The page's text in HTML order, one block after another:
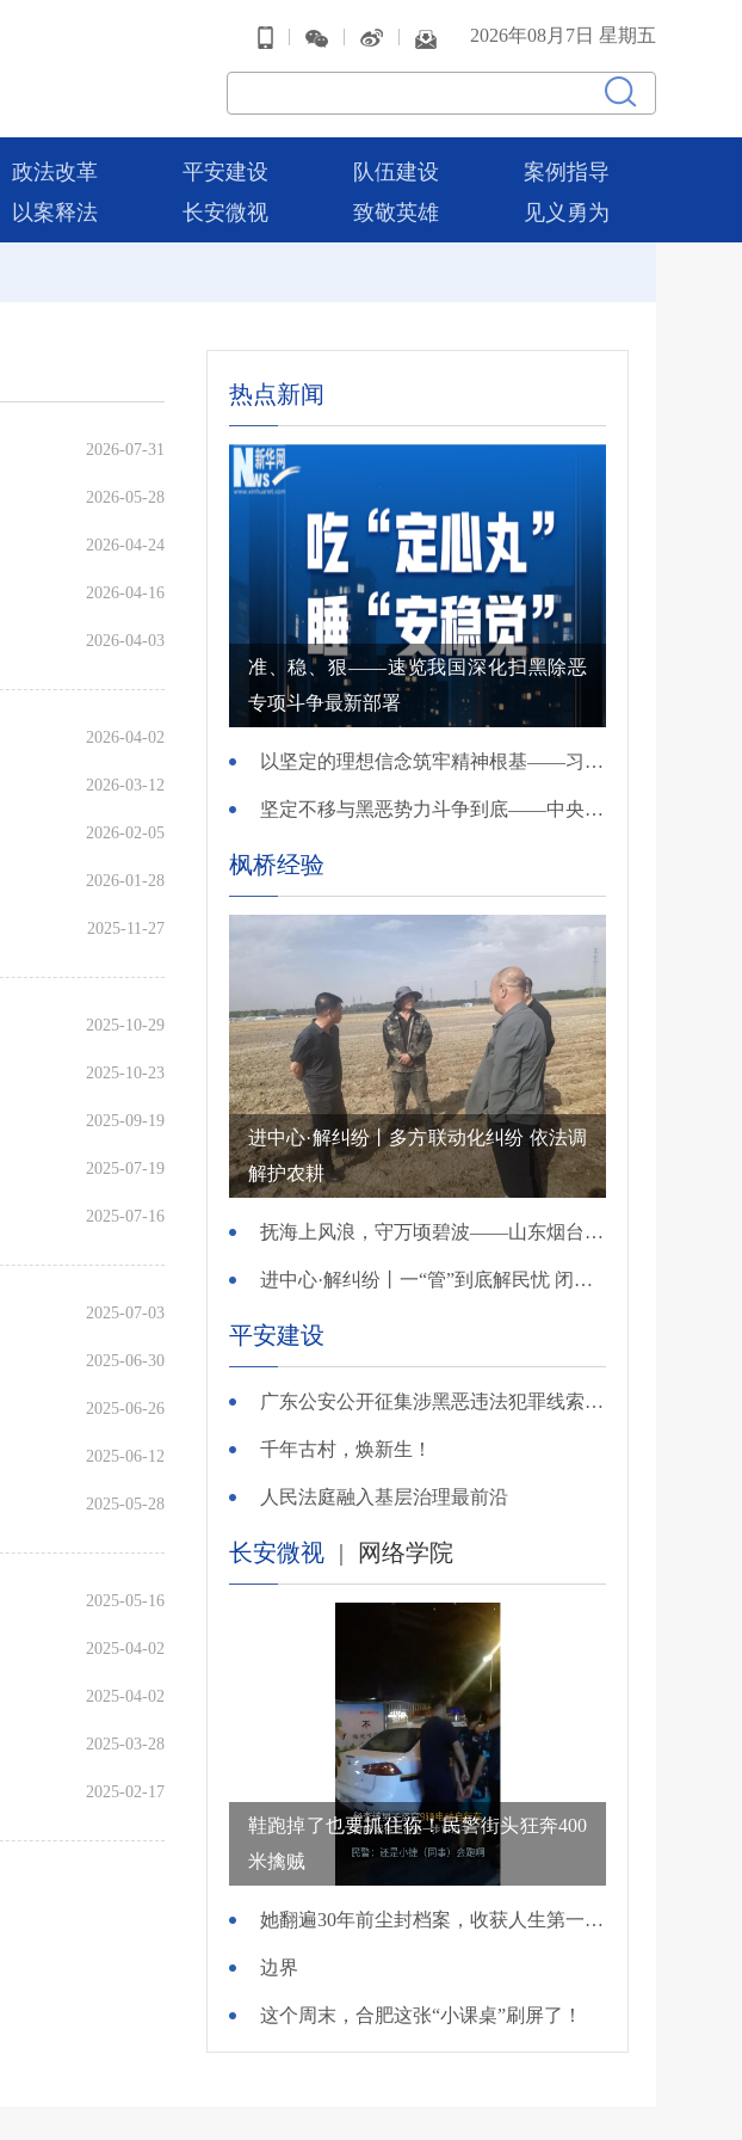
| | | 2026年08月7日 星期五
政法改革 平安建设 队伍建设
案例指导
以案释法 长安微视 致敬英雄 见义勇为
2026-07-31
2026-05-28
2026-04-24
2026-04-16
2026-04-03
2026-04-02
2026-03-12
2026-02-05
2026-01-28
2025-11-27
2025-10-29
2025-10-23
2025-09-19
2025-07-19
2025-07-16
2025-07-03
2025-06-30
2025-06-26
2025-06-12
2025-05-28
2025-05-16
2025-04-02
2025-04-02
2025-03-28
2025-02-17
热点新闻
准、稳、狠——速览我国深化扫黑除恶
专项斗争最新部署
以坚定的理想信念筑牢精神根基——习近平党建思想理论品格系列述评之一
坚定不移与黑恶势力斗争到底——中央政法委负责同志就开展深化扫黑除恶专项斗争有关问题答记者问
枫桥经验
进中心·解纠纷丨多方联动化纠纷 依法调
解护农耕
抚海上风浪，守万顷碧波——山东烟台把矛盾化解在微澜未起时
进中心·解纠纷丨一“管”到底解民忧 闭环调处化纠纷
平安建设
广东公安公开征集涉黑恶违法犯罪线索，26个举报电话公布
千年古村，焕新生！
人民法庭融入基层治理最前沿
长安微视 | 网络学院
鞋跑掉了也要抓住你！民警街头狂奔400
米擒贼
她翻遍30年前尘封档案，收获人生第一面锦旗
边界
这个周末，合肥这张“小课桌”刷屏了！